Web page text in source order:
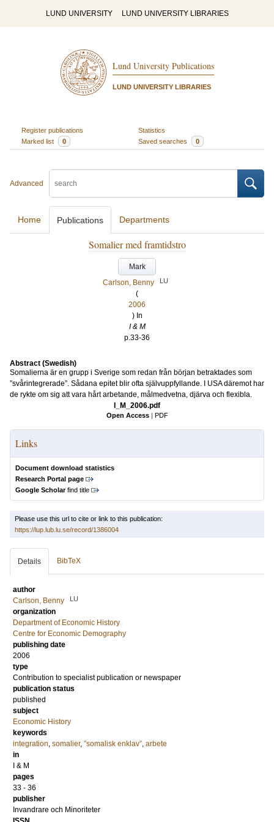
LUND UNIVERSITY LUND UNIVERSITY LIBRARIES
Lund University Publications
LUND UNIVERSITY LIBRARIES
Register publications
Statistics
Marked list
0 Saved searches 0
Advanced
Home Publications Departments
Somalier med framtidstro
Mark
Carlson, Benny
LU
(
2006
) In
I & M
p.33-36
Abstract (Swedish)
Somalierna är en grupp i Sverige som redan från början betraktades som
”svårintegrerade”. Sådana epitet blir ofta självuppfyllande. I USA däremot har
de rykte om sig att vara hårt arbetande, målmedvetna, djärva och flexibla.
I_M_2006.pdf
Open Access | PDF
Links
Document download statistics
Research Portal page
Google Scholarfind title
Please use this url to cite or link to this publication:
https://lup.lub.lu.se/record/1386004
Details BibTeX
author
Carlson, Benny
LU
organization
Department of Economic History
Centre for Economic Demography
publishing date
2006
type
Contribution to specialist publication or newspaper
publication status
published
subject
Economic History
keywords
integration, somalier, ”somalisk enklav”, arbete
in
I & M
pages
33 - 36
publisher
Invandrare och Minoriteter